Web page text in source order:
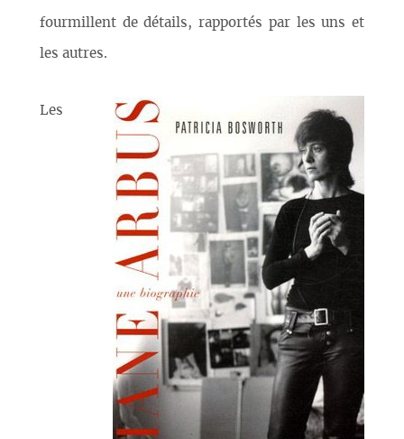
fourmillent de détails, rapportés par les uns et
les autres.
Les